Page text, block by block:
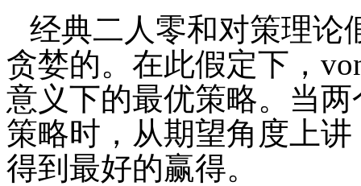
经典二人零和对策理论
贪婪的。在此假定下，
意义下的最优策略。当
策略时，从期望角度上
得到最好的赢得。